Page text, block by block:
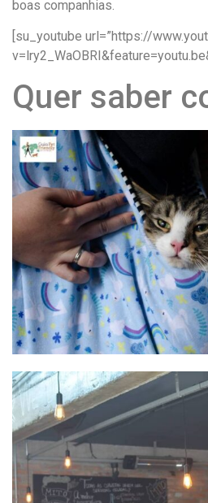
boas companhias.
[su_youtube url=”https://
Quer saber